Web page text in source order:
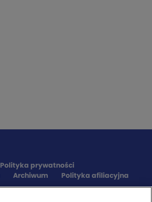
Polityka prywatności
Archiwum Polityka afiliacyjna